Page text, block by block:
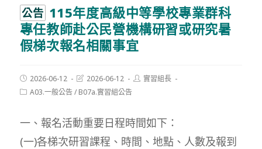
公告 115年度高級中等學校專業群科
專任教師赴公民營機構研習或研究暑
假梯次報名相關事宜
Post
published:
2026-06-12
Post
modified:
2026-06-12
Post實習組長
PostA03.一般公告/ B07a.實習組公告
一、報名活動重要日程時間如下：
(一)各梯次研習課程、時間、地點、人數及報到